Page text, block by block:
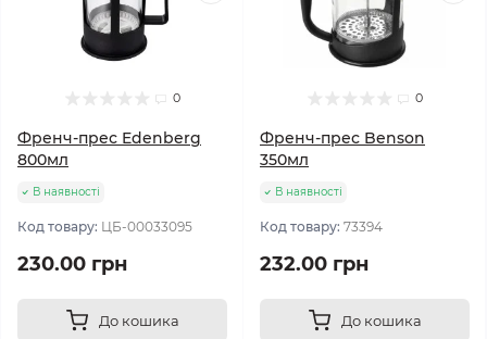
0
Френч-прес Edenberg
800мл
В наявності
Код товару: ЦБ-00033095
230.00 грн
До кошика
0
Френч-прес Benson
350мл
В наявності
Код товару: 73394
232.00 грн
До кошика